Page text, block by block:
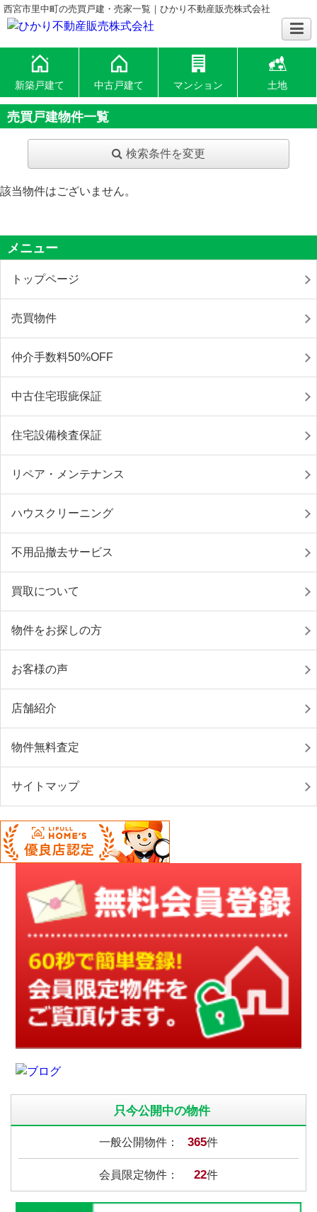
西宮市里中町の売買戸建・売家一覧｜ひかり不動産販売株式会社
新築戸建て 中古戸建て マンション 土地
売買戸建物件一覧
検索条件を変更
該当物件はございません。
メニュー
トップページ
売買物件
仲介手数料50%OFF
中古住宅瑕疵保証
住宅設備検査保証
リペア・メンテナンス
ハウスクリーニング
不用品撤去サービス
買取について
物件をお探しの方
お客様の声
店舗紹介
物件無料査定
サイトマップ
只今公開中の物件
一般公開物件： 365件
会員限定物件： 22件